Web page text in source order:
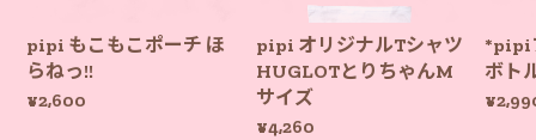
pipi もこもこポーチ ほ
らねっ!!
¥2,600
pipi オリジナルTシャツ
HUGLOTとりちゃんM
サイズ
¥4,260
*pipi
ボト